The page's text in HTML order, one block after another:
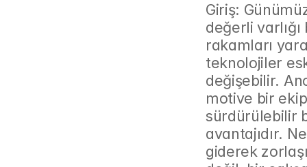
Giriş:
değerli
rakamları
teknolojiler
değişebilir.
motive bir
sürdürülebilir
avantajıdır.
giderek